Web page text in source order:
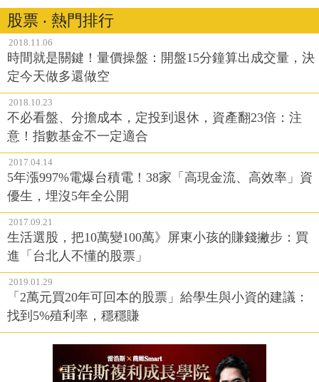
股票 ‧ 熱門排行
2018.11.06
時間就是關鍵！量價操盤：開盤15分鐘算出成交量，決
定今天做多還做空
2018.10.23
不必看盤、分擔成本，定投到退休，資產翻23倍：注
意！指數基金不一定適合
2017.04.14
5年漲997%電爆台積電！38家「高現金流、高效率」資
優生，埋沒5年全公開
2017.09.21
生活選股，把10萬變100萬》屏東小孩的賺錢撇步：買
進「台北人不懂的股票」
2019.01.29
「2萬元買20年可回本的股票」給學生與小資的建議：
找到5%殖利率，穩穩賺